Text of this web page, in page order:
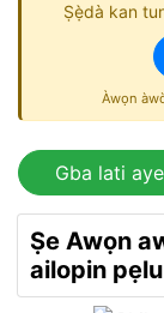
Ṣẹ̀dà kan
Àwọn
Gba lati
Ṣe Awọn
ailopin